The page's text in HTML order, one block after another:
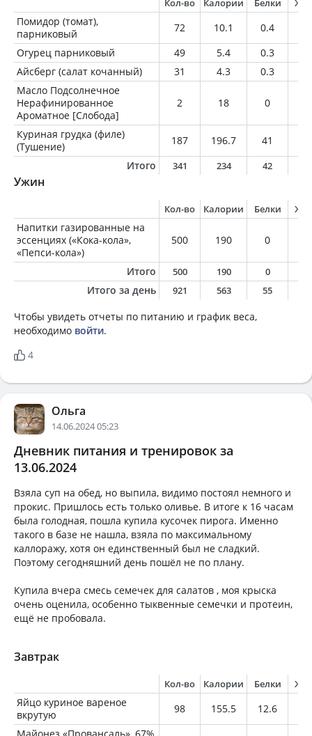
Кол-во Калории Белки
Помидор (томат),
парниковый
72 10.1 0.4
Огурец парниковый
49 5.4 0.3
Айсберг (салат кочанный)
31 4.3 0.3
Масло Подсолнечное
Нерафинированное
Ароматное [Слобода]
2 18 0
Куриная грудка (филе)
(Тушение)
187 196.7 41
Итого
341 234 42
Ужин
Кол-во Калории Белки
Напитки газированные на
эссенциях («Кока-кола»,
«Пепси-кола»)
500 190 0
Итого 500 190 0
Итого за день 921 563 55
Чтобы увидеть отчеты по питанию и график веса,
необходимо войти.
4
Ольга
14.06.2024 05:23
Дневник питания и тренировок за
13.06.2024
Взяла суп на обед, но выпила, видимо постоял немного и
прокис. Пришлось есть только оливье. В итоге к 16 часам
была голодная, пошла купила кусочек пирога. Именно
такого в базе не нашла, взяла по максимальному
каллоражу, хотя он единственный был не сладкий.
Поэтому сегодняшний день пошёл не по плану.
Купила вчера смесь семечек для салатов , моя крыска
очень оценила, особенно тыквенные семечки и протеин,
ещё не пробовала.
Завтрак
Кол-во Калории Белки
Яйцо куриное вареное
вкрутую
98 155.5 12.6